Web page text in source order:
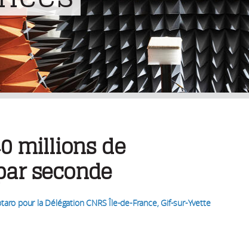
millions de
seconde
pour la Délégation CNRS Île-de-France, Gif-sur-Yvette